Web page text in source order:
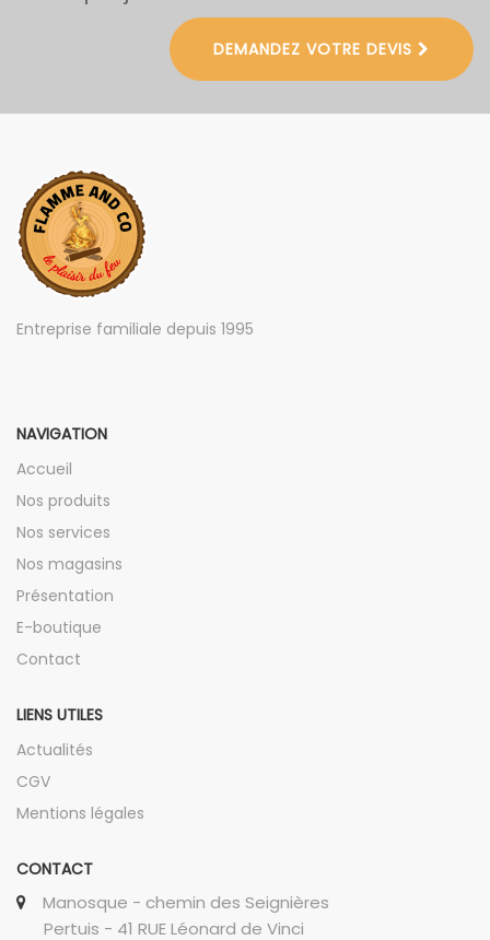
DEMANDEZ VOTRE DEVIS
Entreprise familiale depuis 1995
NAVIGATION
Accueil
Nos produits
Nos services
Nos magasins
Présentation
E-boutique
Contact
LIENS UTILES
Actualités
CGV
Mentions légales
CONTACT
Manosque - chemin des Seignières
Pertuis - 41 RUE Léonard de Vinci